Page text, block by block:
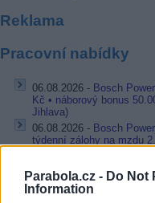
Parabola.cz - Do Not
Information
Reklama
Pracovní nabídky
06.08.2026 - Bosch
Kč • náborový bonus
Jihlava)
06.08.2026 - Bosch
týdenní zálohy na mzdu
48.400 Kč • náborový
06.08.2026 -Bosch
příspěvek na ubytování